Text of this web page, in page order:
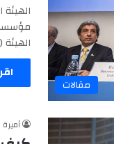
مقالات
مؤسسة
الهيئة (‎(IPCC مشاركة بين برنامج…